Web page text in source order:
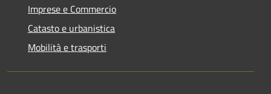
Imprese e Commercio
Catasto e urbanistica
Mobilità e trasporti